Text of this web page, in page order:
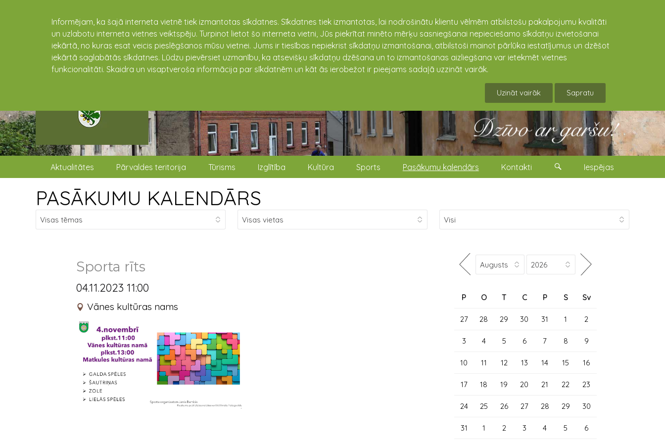
Informējam, ka šajā interneta vietnē tiek izmantotas sīkdatnes. Sīkdatnes tiek izmantotas, lai nodrošinātu klientu vēlmēm atbilstošu pakalpojumu kvalitāti
un uzlabotu interneta vietnes veiktspēju. Turpinot lietot šo interneta vietni, Jūs piekrītat minēto mērķu sasniegšanai nepieciešamo sīkdatņu izvietošanai
iekārtā, no kuras esat veicis pieslēgšanos mūsu vietnei. Jums ir tiesības nepiekrist sīkdatņu izmantošanai, atbilstoši mainot pārlūka iestatījumus un dzēšot
iekārtā saglabātās sīkdatnes. Lūdzu pievērsiet uzmanību, ka atsevišķu sīkdatņu dzēšana un to izmantošanas aizliegšana var ietekmēt vietnes
funkcionalitāti. Skaidra un visaptveroša informācija par sīkdatnēm un kāt ās ierobežot ir pieejams sadaļā uzzināt vairāk.
Uzināt vairāk Sapratu
Aktualitātes Pārvaldes teritorija Tūrisms Izglītība Kultūra Sports Pasākumu kalendārs Kontakti Iespējas
PASĀKUMU KALENDĀRS
Sporta rīts
04.11.2023 11:00
Vānes kultūras nams
P O T C P S Sv
27 28 29 30 31 1 2
3 4 5 6 7 8 9
10 11 12 13 14 15 16
17 18 19 20 21 22 23
24 25 26 27 28 29 30
31 1 2 3 4 5 6